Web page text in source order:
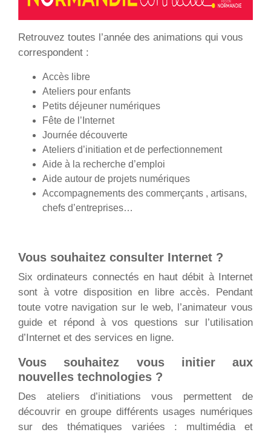
Retrouvez toutes l’année des animations qui vous
correspondent :
Accès libre
Ateliers pour enfants
Petits déjeuner numériques
Fête de l’Internet
Journée découverte
Ateliers d’initiation et de perfectionnement
Aide à la recherche d’emploi
Aide autour de projets numériques
Accompagnements des commerçants , artisans,
chefs d’entreprises…
Vous souhaitez consulter Internet ?
Six ordinateurs connectés en haut débit à Internet
sont à votre disposition en libre accès. Pendant
toute votre navigation sur le web, l’animateur vous
guide et répond à vos questions sur l’utilisation
d’Internet et des services en ligne.
Vous souhaitez vous initier aux
nouvelles technologies ?
Des ateliers d’initiations vous permettent de
découvrir en groupe différents usages numériques
sur des thématiques variées : multimédia et